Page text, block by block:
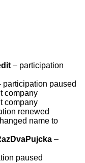
– participation
participation paused
company
company
renewed
name to
–
paused